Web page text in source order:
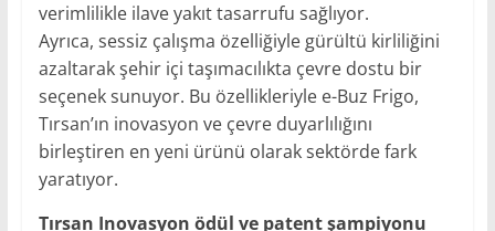
verimlilikle ilave yakıt tasarrufu sağlıyor.
Ayrıca, sessiz çalışma özelliğiyle gürültü kirliliğini
azaltarak şehir içi taşımacılıkta çevre dostu bir
seçenek sunuyor. Bu özellikleriyle e-Buz Frigo,
Tırsan’ın inovasyon ve çevre duyarlılığını
birleştiren en yeni ürünü olarak sektörde fark
yaratıyor.
Tırsan Inovasyon ödül ve patent şampiyonu